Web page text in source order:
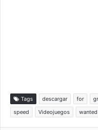
Tags descargar for
speed
Videojuegos wanted